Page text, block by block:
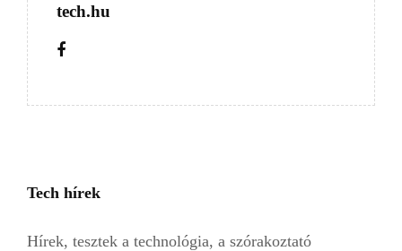
tech.hu
Tech hírek
Hírek, tesztek a technológia, a szórakoztató